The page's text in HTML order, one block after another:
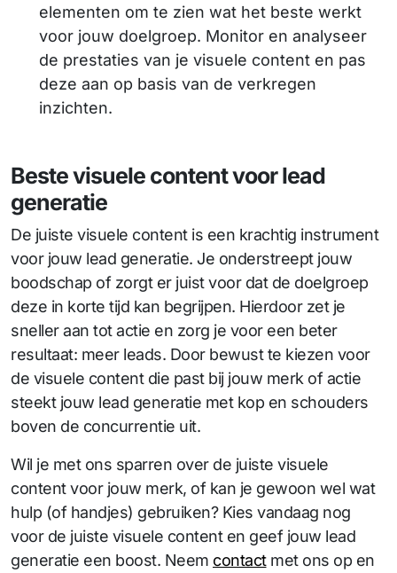
elementen om te zien wat het beste werkt
voor jouw doelgroep. Monitor en analyseer
de prestaties van je visuele content en pas
deze aan op basis van de verkregen
inzichten.
Beste visuele content voor lead
generatie
De juiste visuele content is een krachtig instrument
voor jouw lead generatie. Je onderstreept jouw
boodschap of zorgt er juist voor dat de doelgroep
deze in korte tijd kan begrijpen. Hierdoor zet je
sneller aan tot actie en zorg je voor een beter
resultaat: meer leads. Door bewust te kiezen voor
de visuele content die past bij jouw merk of actie
steekt jouw lead generatie met kop en schouders
boven de concurrentie uit.
Wil je met ons sparren over de juiste visuele
content voor jouw merk, of kan je gewoon wel wat
hulp (of handjes) gebruiken? Kies vandaag nog
voor de juiste visuele content en geef jouw lead
generatie een boost. Neem contactmet ons op en